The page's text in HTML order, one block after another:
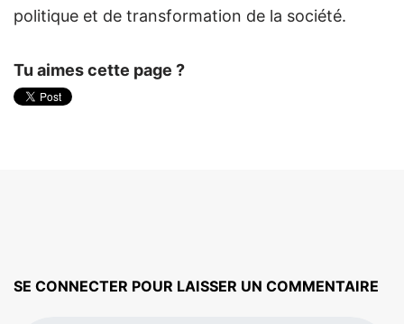
politique et de transformation de la société.
Tu aimes cette page ?
SE CONNECTER POUR LAISSER UN COMMENTAIRE